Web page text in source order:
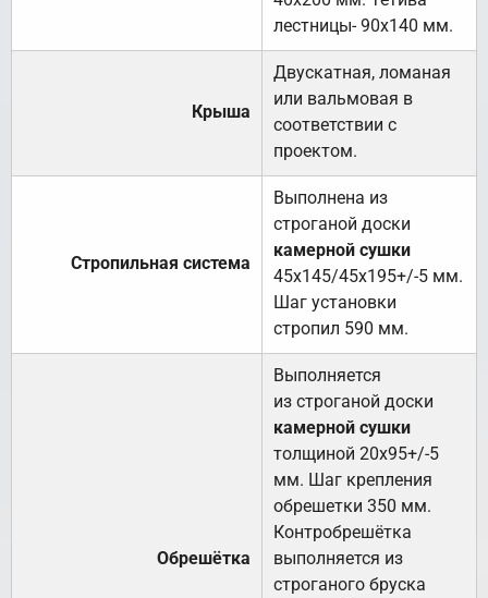
лестницы- 90х140 мм.
Крыша
Двускатная, ломаная
или вальмовая в
соответствии с
проектом.
Стропильная система
Выполнена из
строганой доски
камерной сушки
45х145/45х195+/-5 мм.
Шаг установки
стропил 590 мм.
Обрешётка
Выполняется
из строганой доски
камерной сушки
толщиной 20х95+/-5
мм. Шаг крепления
обрешетки 350 мм.
Контробрешётка
выполняется из
строганого бруска